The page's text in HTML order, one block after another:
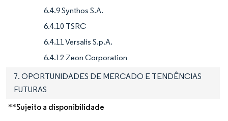
6.4.9 Synthos S.A.
6.4.10 TSRC
6.4.11 Versalis S.p.A.
6.4.12 Zeon Corporation
7. OPORTUNIDADES DE MERCADO E TENDÊNCIAS
FUTURAS
**Sujeito a disponibilidade